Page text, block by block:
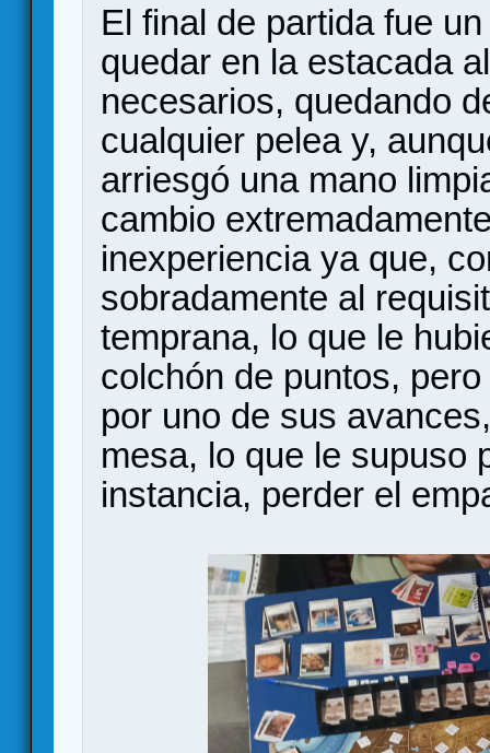
El final de partida fue
quedar en la estacada
necesarios, quedando
cualquier pelea y,
arriesgó una mano
cambio
inexperiencia ya que,
sobradamente al
temprana, lo que le
colchón de puntos,
por uno de sus
mesa, lo que le supuso
instancia, perder el